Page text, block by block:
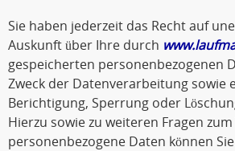
Sie haben jederzeit das Recht auf
Auskunft über Ihre durch
gespeicherten personenbezogenen
Zweck der Datenverarbeitung sowie
Berichtigung, Sperrung oder
Hierzu sowie zu weiteren Fragen
personenbezogene Daten können